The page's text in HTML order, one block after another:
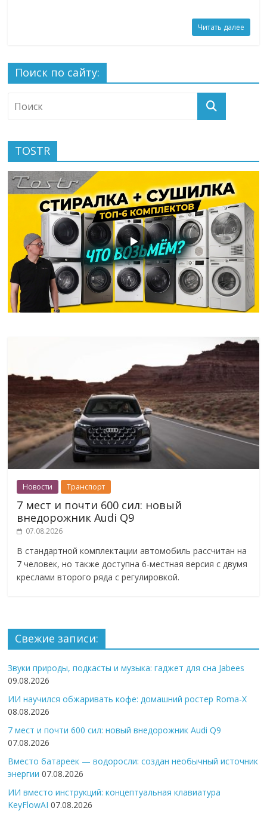
Читать далее
Поиск по сайту:
TOSTR
Новости Транспорт
7 мест и почти 600 сил: новый
внедорожник Audi Q9
07.08.2026
В стандартной комплектации автомобиль рассчитан на
7 человек, но также доступна 6-местная версия с двумя
креслами второго ряда с регулировкой.
Свежие записи:
Звуки природы, подкасты и музыка: гаджет для сна Jabees
09.08.2026
ИИ научился обжаривать кофе: домашний ростер Roma-X
08.08.2026
7 мест и почти 600 сил: новый внедорожник Audi Q9
07.08.2026
Вместо батареек — водоросли: создан необычный источник
энергии 07.08.2026
ИИ вместо инструкций: концептуальная клавиатура
KeyFlowAI 07.08.2026